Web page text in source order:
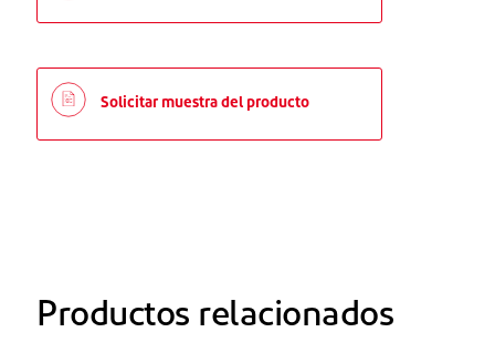
Solicitar muestra del producto
Productos relacionados